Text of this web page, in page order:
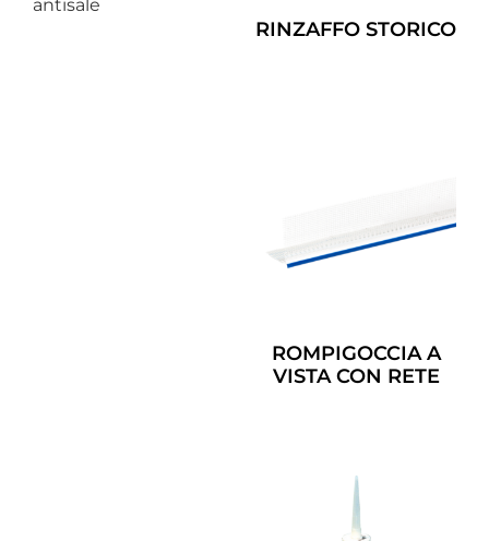
antisale
RINZAFFO STORICO
ROMPIGOCCIA A
VISTA CON RETE